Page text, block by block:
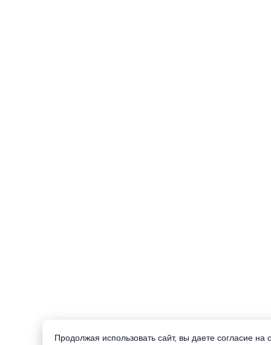
Продолжая использовать сайт, вы даете согласие